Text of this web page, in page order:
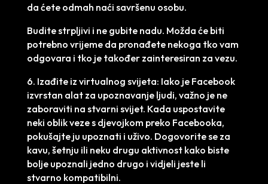
da ćete odmah naći savršenu osobu.
Budite strpljivi i ne gubite nadu. Možda će biti
potrebno vrijeme da pronađete nekoga tko vam
odgovara i tko je također zainteresiran za vezu.
6. Izađite iz virtualnog svijeta: Iako je Facebook
izvrstan alat za upoznavanje ljudi, važno je ne
zaboraviti na stvarni svijet. Kada uspostavite
neki oblik veze s djevojkom preko Facebooka,
pokušajte ju upoznati i uživo. Dogovorite se za
kavu, šetnju ili neku drugu aktivnost kako biste
bolje upoznali jedno drugo i vidjeli jeste li
stvarno kompatibilni.